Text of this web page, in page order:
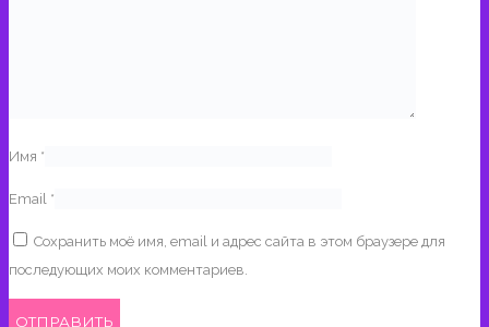
Имя *
Email *
Сохранить моё имя, email и адрес сайта в этом браузере для
последующих моих комментариев.